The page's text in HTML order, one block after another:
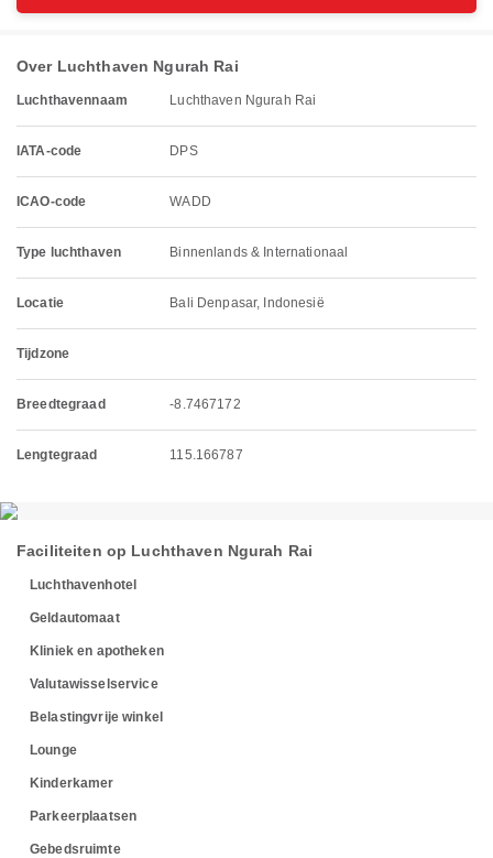
Over Luchthaven Ngurah Rai
Luchthavennaam Luchthaven Ngurah Rai
IATA-code DPS
ICAO-code WADD
Type luchthaven Binnenlands & Internationaal
Locatie Bali Denpasar, Indonesië
Tijdzone
Breedtegraad -8.7467172
Lengtegraad 115.166787
Faciliteiten op Luchthaven Ngurah Rai
Luchthavenhotel
Geldautomaat
Kliniek en apotheken
Valutawisselservice
Belastingvrije winkel
Lounge
Kinderkamer
Parkeerplaatsen
Gebedsruimte